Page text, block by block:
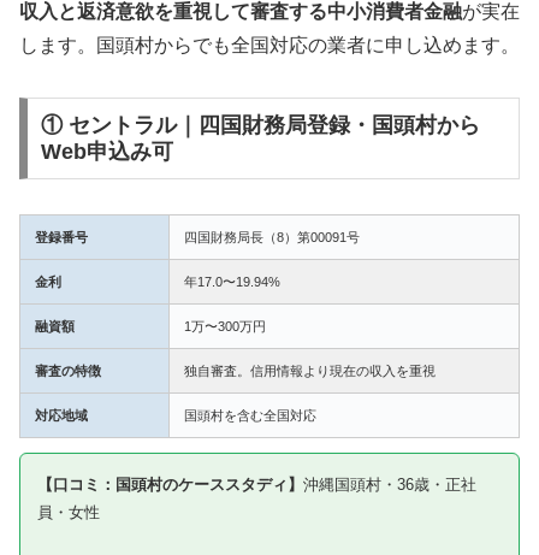
収入と返済意欲を重視して審査する中小消費者金融が実在
します。国頭村からでも全国対応の業者に申し込めます。
① セントラル｜四国財務局登録・国頭村から
Web申込み可
登録番号 四国財務局長（8）第00091号
金利 年17.0〜19.94%
融資額 1万〜300万円
審査の特徴 独自審査。信用情報より現在の収入を重視
対応地域 国頭村を含む全国対応
【口コミ：国頭村のケーススタディ】 沖縄国頭村・36歳・正社
員・女性